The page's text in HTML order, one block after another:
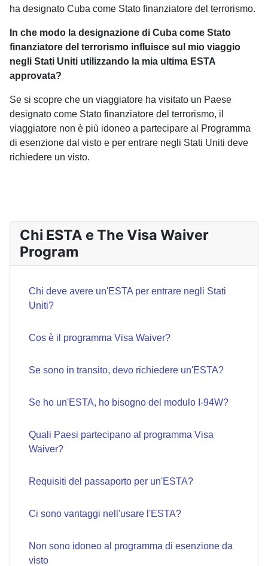
ha designato Cuba come Stato finanziatore del terrorismo.
In che modo la designazione di Cuba come Stato
finanziatore del terrorismo influisce sul mio viaggio
negli Stati Uniti utilizzando la mia ultima ESTA
approvata?
Se si scopre che un viaggiatore ha visitato un Paese
designato come Stato finanziatore del terrorismo, il
viaggiatore non è più idoneo a partecipare al Programma
di esenzione dal visto e per entrare negli Stati Uniti deve
richiedere un visto.
Chi ESTA e The Visa Waiver
Program
Chi deve avere un'ESTA per entrare negli Stati
Uniti?
Cos è il programma Visa Waiver?
Se sono in transito, devo richiedere un'ESTA?
Se ho un'ESTA, ho bisogno del modulo I-94W?
Quali Paesi partecipano al programma Visa
Waiver?
Requisiti del passaporto per un'ESTA?
Ci sono vantaggi nell'usare l'ESTA?
Non sono idoneo al programma di esenzione da
visto